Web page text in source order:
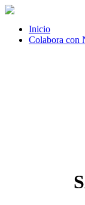
Inicio
Colabora con